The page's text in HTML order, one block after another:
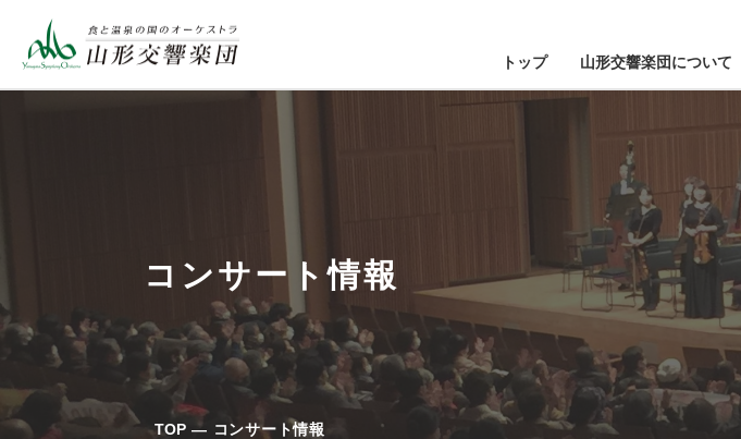
トップ 山形交響楽団について
山響が目指すもの
指揮者・楽団員紹介
山響アマデウスコア
山響の教育・地域交流
動画で見る山響
団体情報
コンサート情報
TOP コンサート情報